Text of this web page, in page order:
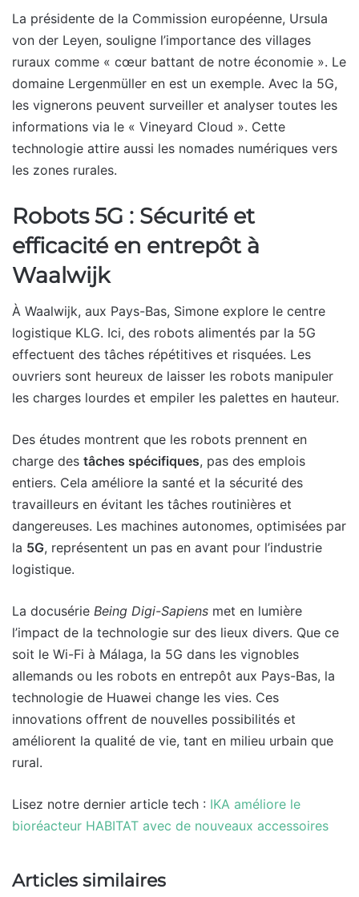
La présidente de la Commission européenne, Ursula
von der Leyen, souligne l’importance des villages
ruraux comme « cœur battant de notre économie ». Le
domaine Lergenmüller en est un exemple. Avec la 5G,
les vignerons peuvent surveiller et analyser toutes les
informations via le « Vineyard Cloud ». Cette
technologie attire aussi les nomades numériques vers
les zones rurales.
Robots 5G : Sécurité et
efficacité en entrepôt à
Waalwijk
À Waalwijk, aux Pays-Bas, Simone explore le centre
logistique KLG. Ici, des robots alimentés par la 5G
effectuent des tâches répétitives et risquées. Les
ouvriers sont heureux de laisser les robots manipuler
les charges lourdes et empiler les palettes en hauteur.
Des études montrent que les robots prennent en
charge des tâches spécifiques, pas des emplois
entiers. Cela améliore la santé et la sécurité des
travailleurs en évitant les tâches routinières et
dangereuses. Les machines autonomes, optimisées par
la 5G, représentent un pas en avant pour l’industrie
logistique.
La docusérie Being Digi-Sapiens met en lumière
l’impact de la technologie sur des lieux divers. Que ce
soit le Wi-Fi à Málaga, la 5G dans les vignobles
allemands ou les robots en entrepôt aux Pays-Bas, la
technologie de Huawei change les vies. Ces
innovations offrent de nouvelles possibilités et
améliorent la qualité de vie, tant en milieu urbain que
rural.
Lisez notre dernier article tech : IKA améliore le
bioréacteur HABITAT avec de nouveaux accessoires
Articles similaires